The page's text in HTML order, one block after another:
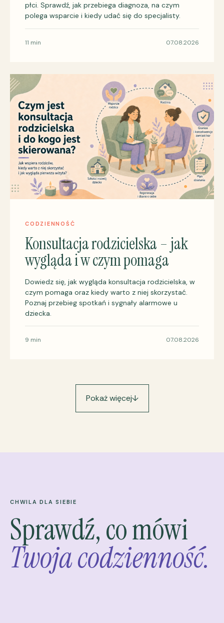
płci. Sprawdź, jak przebiega diagnoza, na czym
polega wsparcie i kiedy udać się do specjalisty.
11 min 07.08.2026
CODZIENNOŚĆ
Konsultacja rodzicielska – jak
wygląda i w czym pomaga
Dowiedz się, jak wygląda konsultacja rodzicielska, w
czym pomaga oraz kiedy warto z niej skorzystać.
Poznaj przebieg spotkań i sygnały alarmowe u
dziecka.
9 min 07.08.2026
Pokaż więcej↓
CHWILA DLA SIEBIE
Sprawdź, co mówi
Twoja codzienność.